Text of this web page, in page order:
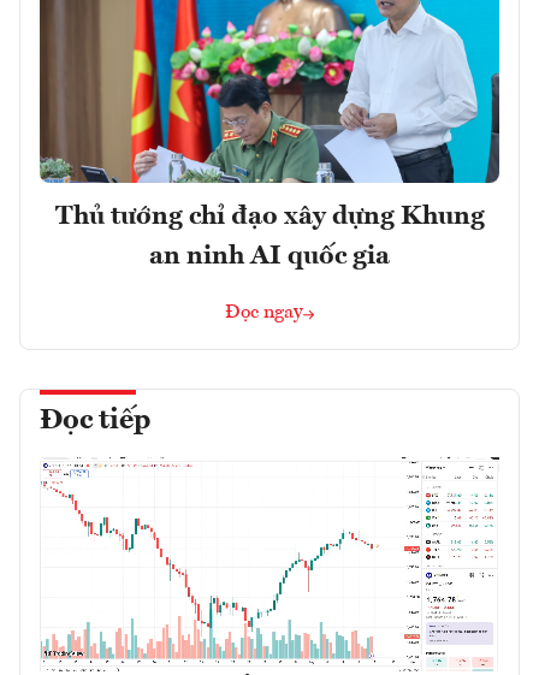
Thủ tướng chỉ đạo xây dựng Khung
an ninh AI quốc gia
Đọc ngay
Đọc tiếp